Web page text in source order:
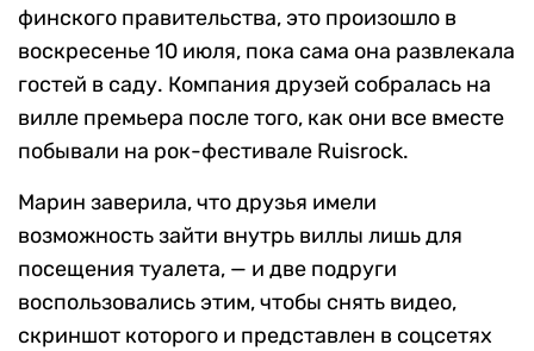
финского правительства, это произошло в
воскресенье 10 июля, пока сама она развлекала
гостей в саду. Компания друзей собралась на
вилле премьера после того, как они все вместе
побывали на рок-фестивале Ruisrock.
Марин заверила, что друзья имели
возможность зайти внутрь виллы лишь для
посещения туалета, — и две подруги
воспользовались этим, чтобы снять видео,
скриншот которого и представлен в соцсетях